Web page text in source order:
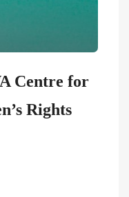
Centre for
Rights